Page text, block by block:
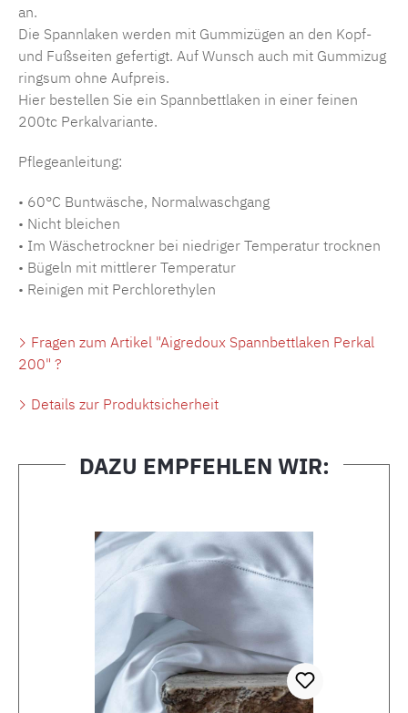
an.
Die Spannlaken werden mit Gummizügen an den Kopf-
und Fußseiten gefertigt. Auf Wunsch auch mit Gummizug
ringsum ohne Aufpreis.
Hier bestellen Sie ein Spannbettlaken in einer feinen
200tc Perkalvariante.
Pflegeanleitung:
• 60°C Buntwäsche, Normalwaschgang
• Nicht bleichen
• Im Wäschetrockner bei niedriger Temperatur trocknen
• Bügeln mit mittlerer Temperatur
• Reinigen mit Perchlorethylen
Fragen zum Artikel "Aigredoux Spannbettlaken Perkal
200" ?
Details zur Produktsicherheit
DAZU EMPFEHLEN WIR: